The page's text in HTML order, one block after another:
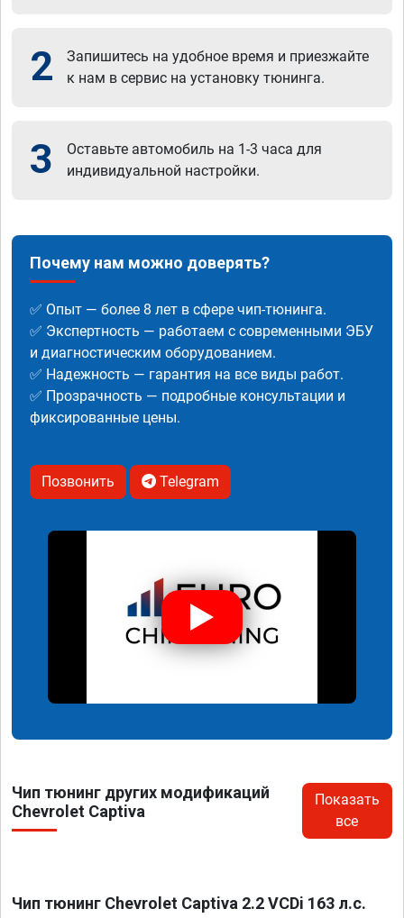
2
Запишитесь на удобное время и приезжайте
к нам в сервис на установку тюнинга.
3
Оставьте автомобиль на 1-3 часа для
индивидуальной настройки.
Почему нам можно доверять?
✅ Опыт — более 8 лет в сфере чип-тюнинга.
✅ Экспертность — работаем с современными ЭБУ
и диагностическим оборудованием.
✅ Надежность — гарантия на все виды работ.
✅ Прозрачность — подробные консультации и
фиксированные цены.
Позвонить Telegram
Чип тюнинг других модификаций
Chevrolet Captiva
Показать
все
Чип тюнинг Chevrolet Captiva 2.2 VCDi 163 л.с.